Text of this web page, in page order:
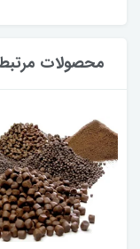
محصولات